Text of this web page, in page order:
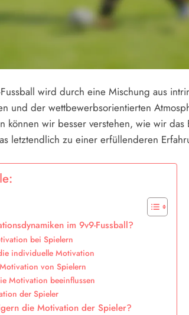
wird durch eine Mischung aus
und der wettbewerbsorientierten
können wir besser verstehen, wie wir
letztendlich zu einer erfüllenderen
im 9v9-Fussball?
bei Spielern
individuelle Motivation
von Spielern
Motivation beeinflussen
der Spieler
die Motivation der Spieler?